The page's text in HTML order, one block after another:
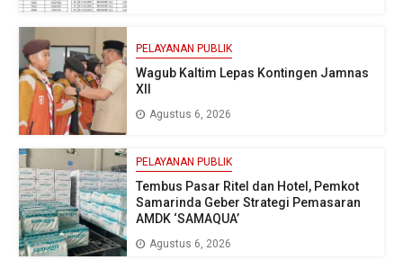
PELAYANAN PUBLIK
Wagub Kaltim Lepas Kontingen Jamnas
XII
Agustus 6, 2026
PELAYANAN PUBLIK
Tembus Pasar Ritel dan Hotel, Pemkot
Samarinda Geber Strategi Pemasaran
AMDK ‘SAMAQUA’
Agustus 6, 2026